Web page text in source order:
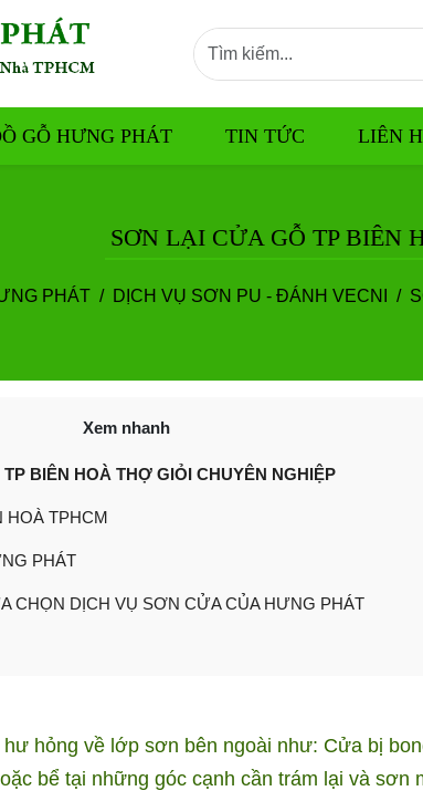
GỖ HƯNG PHÁT TIN TỨC LIÊN
SƠN LẠI CỬA GỖ TP BIÊN
PHÁT DỊCH VỤ SƠN PU - ĐÁNH VECNI
Xem nhanh
BIÊN HOÀ THỢ GIỎI CHUYÊN NGHIỆP
HOÀ TPHCM
PHÁT
CHỌN DỊCH VỤ SƠN CỬA CỦA HƯNG PHÁT
hỏng về lớp sơn bên ngoài như: Cửa bị
bể tại những góc cạnh cần trám lại và sơn